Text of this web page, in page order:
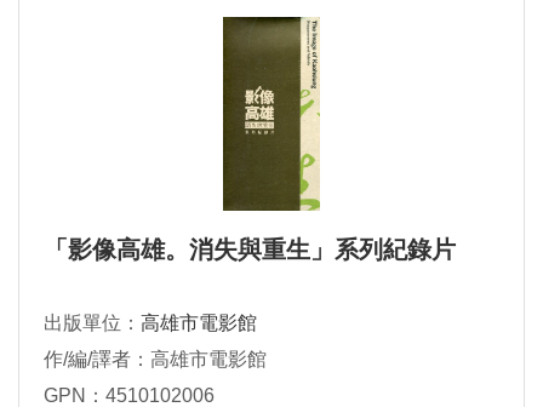
「影像高雄。消失與重生」系列紀錄片
出版單位： 高雄市電影館
作/編/譯者：高雄市電影館
GPN：4510102006